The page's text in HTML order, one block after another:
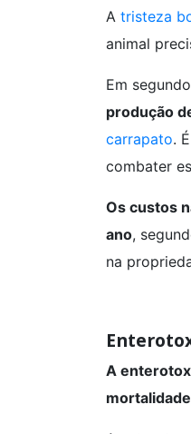
A tristeza
animal
Em
produção
carrapato.
combater
Os custos
ano,
na
A